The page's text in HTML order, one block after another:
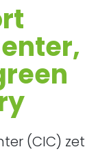
(CIC) zet